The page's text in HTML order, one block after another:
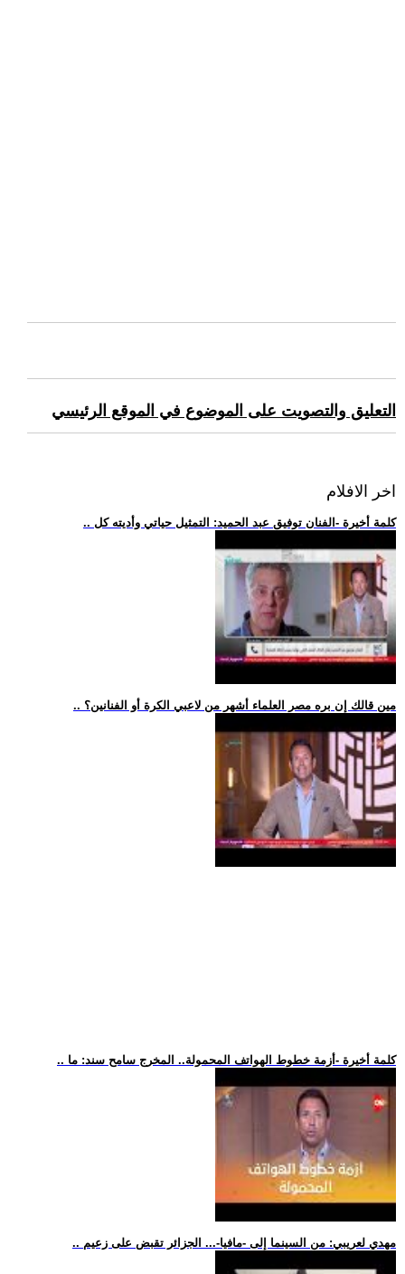
التعليق والتصويت على الموضوع في الموقع الرئيسي
اخر الافلام
.. كلمة أخيرة -الفنان توفيق عبد الحميد: التمثيل حياتي وأديته كل
.. مين قالك إن بره مصر العلماء أشهر من لاعبي الكرة أو الفنانين؟
.. كلمة أخيرة -أزمة خطوط الهواتف المحمولة.. المخرج سامح سند: ما
.. مهدي لعريبي: من السينما إلى -مافيا-... الجزائر تقبض على زعيم